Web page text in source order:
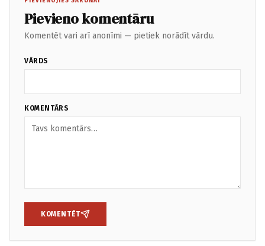
Pievieno komentāru
Komentēt vari arī anonīmi — pietiek norādīt vārdu.
VĀRDS
KOMENTĀRS
KOMENTĒT